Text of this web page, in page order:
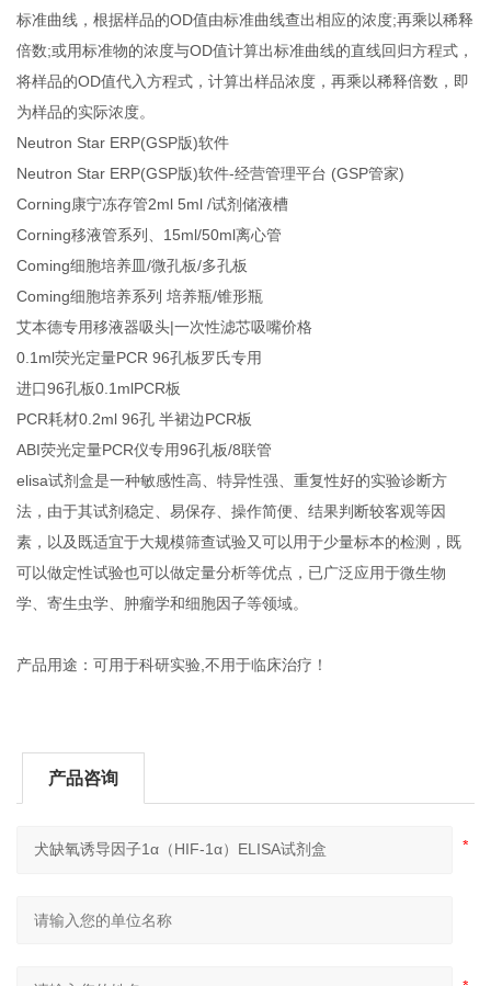
标准曲线，根据样品的OD值由标准曲线查出相应的浓度;再乘以稀释
倍数;或用标准物的浓度与OD值计算出标准曲线的直线回归方程式，
将样品的OD值代入方程式，计算出样品浓度，再乘以稀释倍数，即
为样品的实际浓度。
Neutron Star ERP(GSP版)软件
Neutron Star ERP(GSP版)软件-经营管理平台 (GSP管家)
Corning康宁冻存管2ml 5ml /试剂储液槽
Corning移液管系列、15ml/50ml离心管
Coming细胞培养皿/微孔板/多孔板
Coming细胞培养系列 培养瓶/锥形瓶
艾本德专用移液器吸头|一次性滤芯吸嘴价格
0.1ml荧光定量PCR 96孔板罗氏专用
进口96孔板0.1mlPCR板
PCR耗材0.2ml 96孔 半裙边PCR板
ABI荧光定量PCR仪专用96孔板/8联管
elisa试剂盒是一种敏感性高、特异性强、重复性好的实验诊断方
法，由于其试剂稳定、易保存、操作简便、结果判断较客观等因
素，以及既适宜于大规模筛查试验又可以用于少量标本的检测，既
可以做定性试验也可以做定量分析等优点，已广泛应用于微生物
学、寄生虫学、肿瘤学和细胞因子等领域。
产品用途：可用于科研实验,不用于临床治疗！
产品咨询